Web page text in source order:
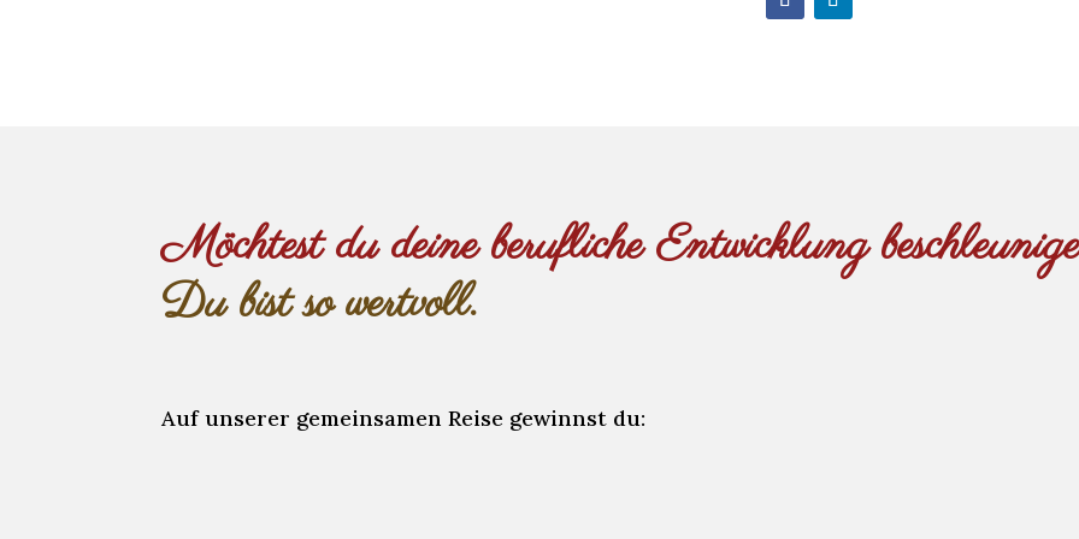
Möchtest du deine berufliche Entwicklung
Du bist so wertvoll.
Auf unserer gemeinsamen Reise gewinnst du: